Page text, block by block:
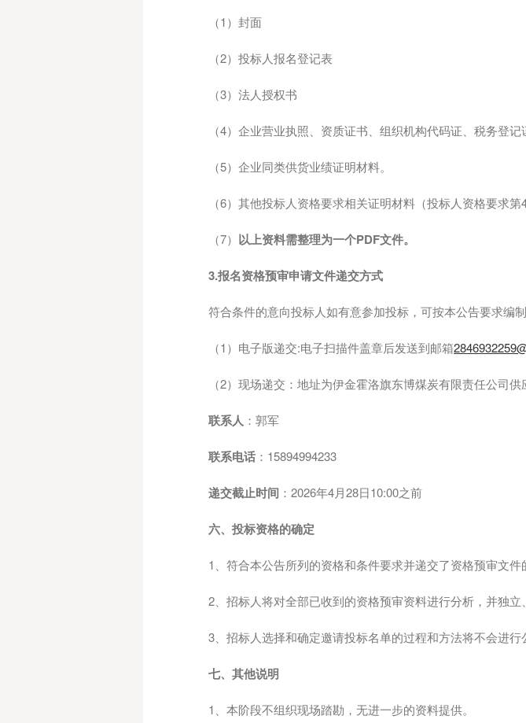
（1）封面
（2）投标人报名登记表
（3）法人授权书
（4）企业营业执照、资质证书、组织机构代码证、税务登记
（5）企业同类供货业绩证明材料。
（6）其他投标人资格要求相关证明材料（投标人资格要求第4
（7） 以上资料需整理为一个PDF文件。
3.报名资格预审申请文件递交方式
符合条件的意向投标人如有意参加投标，可按本公告要求编
（1）电子版递交:电子扫描件盖章后发送到邮箱
（2）现场递交：地址为伊金霍洛旗东博煤炭有限责任公司供
联系人 ：郭军
联系电话 ： 15894994233
递交截止时间 ： 2026年4月28日10:00之前
六、投标资格的确定
1、符合本公告所列的资格和条件要求并递交了资格预审文件
2、招标人将对全部已收到的资格预审资料进行分析，并独立
3、招标人选择和确定邀请投标名单的过程和方法将不会进行
七、其他说明
1、本阶段不组织现场踏勘，无进一步的资料提供。